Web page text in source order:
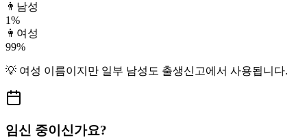
👨 남성
1%
👩 여성
99%
💡 여성 이름이지만 일부 남성도 출생신고에서 사용됩니다.
임신 중이신가요?